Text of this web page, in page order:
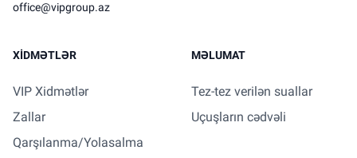
office@vipgroup.az
XIDMƏTLƏR
VIP Xidmətlər
Zallar
Qarşılanma/Yolasalma
MƏLUMAT
Tez-tez verilən suallar
Uçuşların cədvəli